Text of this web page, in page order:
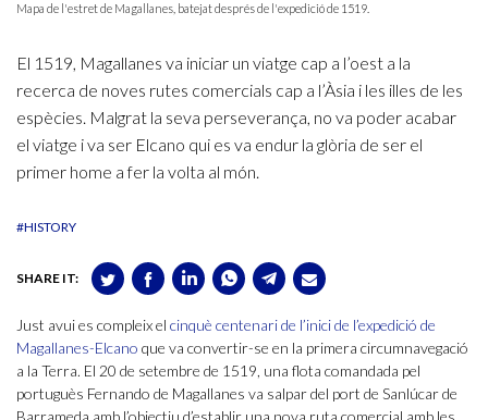
Mapa de l'estret de Magallanes, batejat després de l'expedició de 1519.
El 1519, Magallanes va iniciar un viatge cap a l’oest a la
recerca de noves rutes comercials cap a l’Àsia i les illes de les
espècies. Malgrat la seva perseverança, no va poder acabar
el viatge i va ser Elcano qui es va endur la glòria de ser el
primer home a fer la volta al món.
#HISTORY
SHARE IT:
Just avui es compleix el cinquè centenari de l’inici de l’expedició de
Magallanes-Elcano que va convertir-se en la primera circumnavegació
a la Terra. El 20 de setembre de 1519, una flota comandada pel
portuguès Fernando de Magallanes va salpar del port de Sanlúcar de